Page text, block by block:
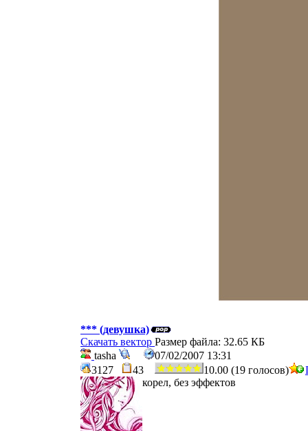
*** (девушка)
Скачать вектор Размер файла: 32.65 КБ
tasha
07/02/2007 13:31
3127
43 10.00 (19 голосов)
корел, без эффектов